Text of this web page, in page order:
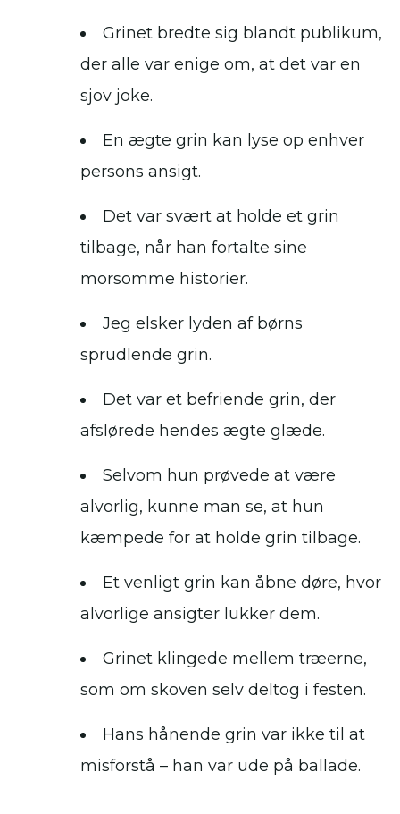
Grinet bredte sig blandt publikum,
der alle var enige om, at det var en
sjov joke.
En ægte grin kan lyse op enhver
persons ansigt.
Det var svært at holde et grin
tilbage, når han fortalte sine
morsomme historier.
Jeg elsker lyden af børns
sprudlende grin.
Det var et befriende grin, der
afslørede hendes ægte glæde.
Selvom hun prøvede at være
alvorlig, kunne man se, at hun
kæmpede for at holde grin tilbage.
Et venligt grin kan åbne døre, hvor
alvorlige ansigter lukker dem.
Grinet klingede mellem træerne,
som om skoven selv deltog i festen.
Hans hånende grin var ikke til at
misforstå – han var ude på ballade.